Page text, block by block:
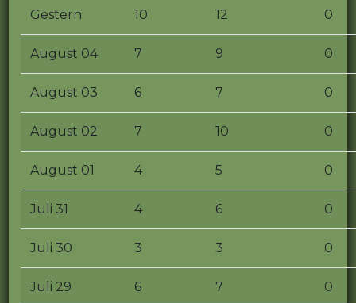
Gestern 10 12 0
August 04 7 9 0
August 03 6 7 0
August 02 7 10 0
August 01 4 5 0
Juli 31 4 6 0
Juli 30 3 3 0
Juli 29 6 7 0